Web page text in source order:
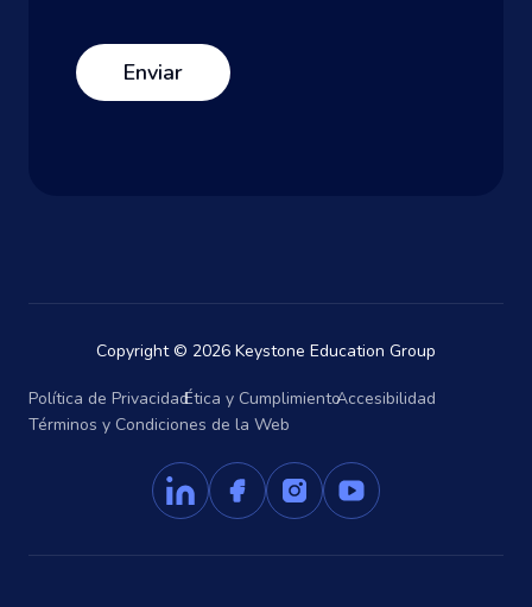
Copyright © 2026 Keystone Education Group
Política de PrivacidadÉtica y CumplimientoAccesibilidad
Términos y Condiciones de la Web